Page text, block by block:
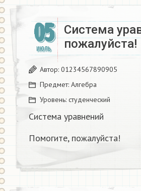
05
ИЮЛЬ
Система
пожалуйста!
Автор: 01234567890905
Предмет: Алгебра
Уровень: студенческий
Система уравнений
Помогите, пожалуйста!